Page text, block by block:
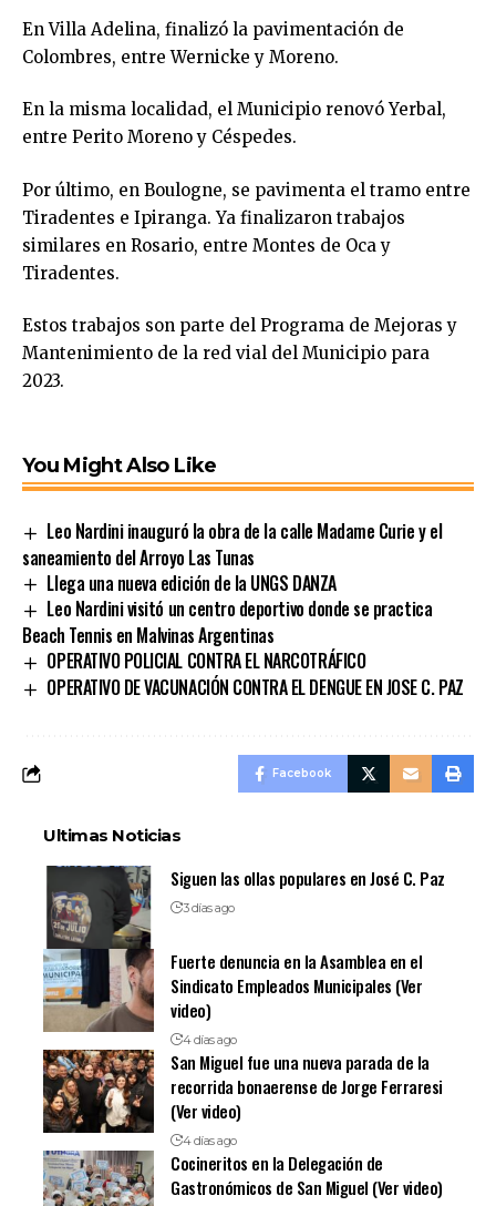
En Villa Adelina, finalizó la pavimentación de
Colombres, entre Wernicke y Moreno.
En la misma localidad, el Municipio renovó Yerbal,
entre Perito Moreno y Céspedes.
Por último, en Boulogne, se pavimenta el tramo entre
Tiradentes e Ipiranga. Ya finalizaron trabajos
similares en Rosario, entre Montes de Oca y
Tiradentes.
Estos trabajos son parte del Programa de Mejoras y
Mantenimiento de la red vial del Municipio para
2023.
You Might Also Like
Leo Nardini inauguró la obra de la calle Madame Curie y el
saneamiento del Arroyo Las Tunas
Llega una nueva edición de la UNGS DANZA
Leo Nardini visitó un centro deportivo donde se practica
Beach Tennis en Malvinas Argentinas
OPERATIVO POLICIAL CONTRA EL NARCOTRÁFICO
OPERATIVO DE VACUNACIÓN CONTRA EL DENGUE EN JOSE C. PAZ
Facebook
Ultimas Noticias
Siguen las ollas populares en José C. Paz
3 días ago
Fuerte denuncia en la Asamblea en el
Sindicato Empleados Municipales (Ver
video)
4 días ago
San Miguel fue una nueva parada de la
recorrida bonaerense de Jorge Ferraresi
(Ver video)
4 días ago
Cocineritos en la Delegación de
Gastronómicos de San Miguel (Ver video)